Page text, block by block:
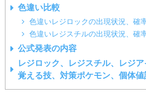
色違い比較
色違いレジロックの出現状況、確
色違いレジスチルの出現状況、確
公式発表の内容
レジロック、レジスチル、レジア
覚える技、対策ポケモン、個体値